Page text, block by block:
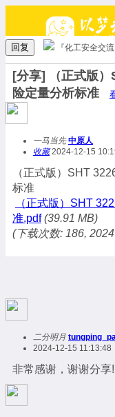
回复 『化工安全交流
[分享] （正式版
险定量分析标准
一马当先 中原人
收藏2024-12-15
（正式版）SHT
标准
（正式版）SHT
准.pdf (39.91 MB)
(下载次数: 186,
二分明月
2024-12-15 11:13:48
非常感谢，谢谢分享!